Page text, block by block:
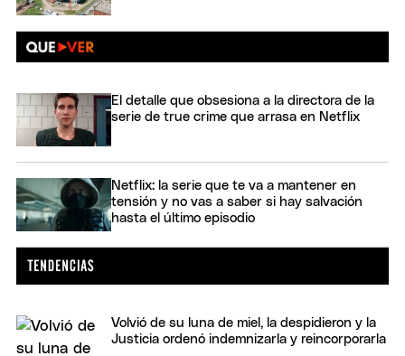
El detalle que obsesiona a la directora de la
serie de true crime que arrasa en Netflix
Netflix: la serie que te va a mantener en
tensión y no vas a saber si hay salvación
hasta el último episodio
Volvió de su luna de miel, la despidieron y la
Justicia ordenó indemnizarla y reincorporarla